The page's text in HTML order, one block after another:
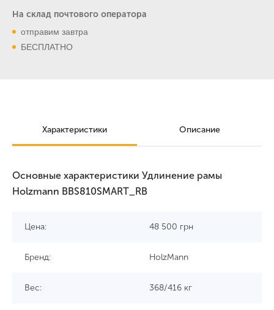
На склад почтового оператора
отправим завтра
БЕСПЛАТНО
Характеристики Описание
Основные характеристики Удлинение рамы
Holzmann BBS810SMART_RB
Цена: 48 500 грн
Бренд: HolzMann
Вес: 368/416 кг